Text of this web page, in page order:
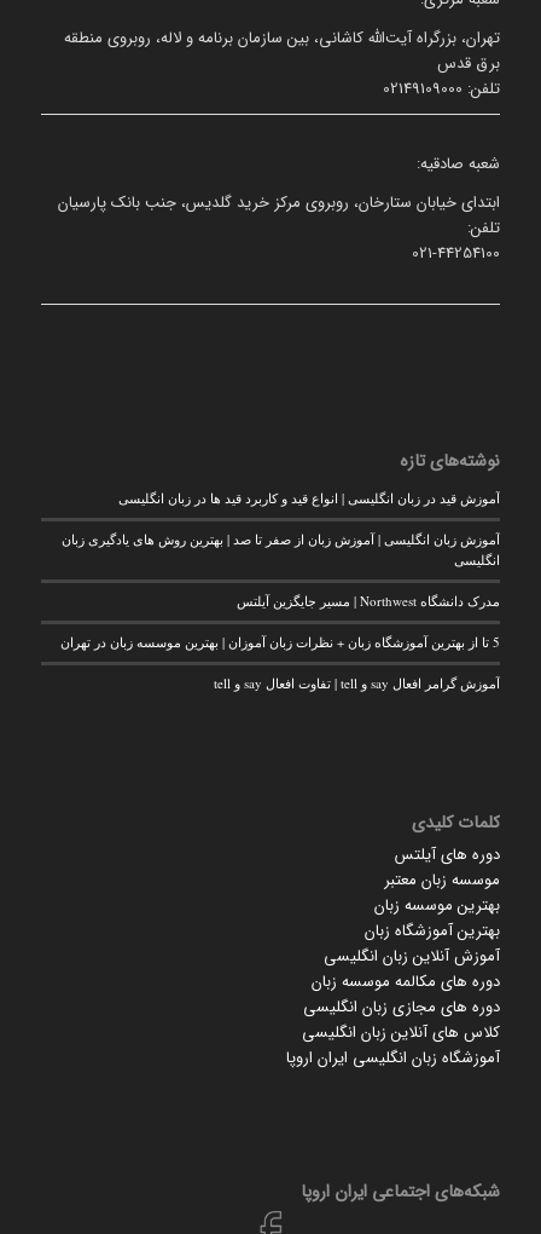
تهران، بزرگراه آیت‌الله کاشانی، بین سازمان برنامه و لاله، روبروی منطقه
برق قدس
تلفن: 02149109000
شعبه صادقیه:
ابتدای خیابان ستارخان، روبروی مرکز خرید گلدیس، جنب بانک پارسیان
تلفن:
021-44254100
نوشته‌های تازه
آموزش قید در زبان انگلیسی | انواع قید و کاربرد قید ها در زبان انگلیسی
آموزش زبان انگلیسی | آموزش زبان از صفر تا صد | بهترین روش های یادگیری زبان
انگلیسی
مدرک دانشگاه Northwest | مسیر جایگزین آیلتس
5 تا از بهترین آموزشگاه زبان + نظرات زبان آموزان | بهترین موسسه زبان در تهران
آموزش گرامر افعال say و tell | تفاوت افعال say و tell
کلمات کلیدی
دوره های آیلتس
موسسه زبان معتبر
بهترین موسسه زبان
بهترین آموزشگاه زبان
آموزش آنلاین زبان انگلیسی
دوره های مکالمه موسسه زبان
دوره های مجازی زبان انگلیسی
کلاس های آنلاین زبان انگلیسی
آموزشگاه زبان انگلیسی ایران اروپا
شبکه‌های اجتماعی ایران‌ اروپا